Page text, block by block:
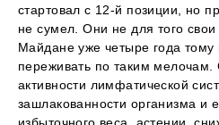
стартовал с 12-й позиции, но
не сумел. Они не для того
Майдане уже четыре года тому
переживать по таким
активности лимфатической
зашлакованности организма и